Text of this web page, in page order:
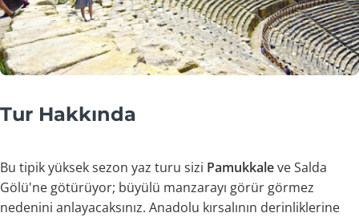
Tur Hakkında
Bu tipik yüksek sezon yaz turu sizi Pamukkaleve Salda
Gölü'ne götürüyor; büyülü manzarayı görür görmez
nedenini anlayacaksınız. Anadolu kırsalının derinliklerine